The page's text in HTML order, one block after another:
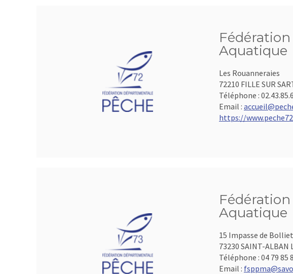
Aquatique
Les Rouanneraies
72210 FILLE SUR
Téléphone :
Email :
https://
Aquatique
15 Impasse de Bolliet
73230 SAINT-ALBAN
Téléphone : 04 79 85
Email :